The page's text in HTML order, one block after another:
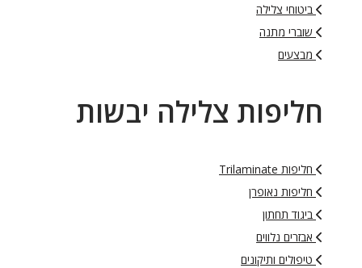
ביטוחי צלילה
שוברי מתנה
מבצעים
חליפות צלילה יבשות
חליפות Trilaminate
חליפות נאופרן
ביגוד תחתון
אבזרים נלווים
טיפולים ותיקונים